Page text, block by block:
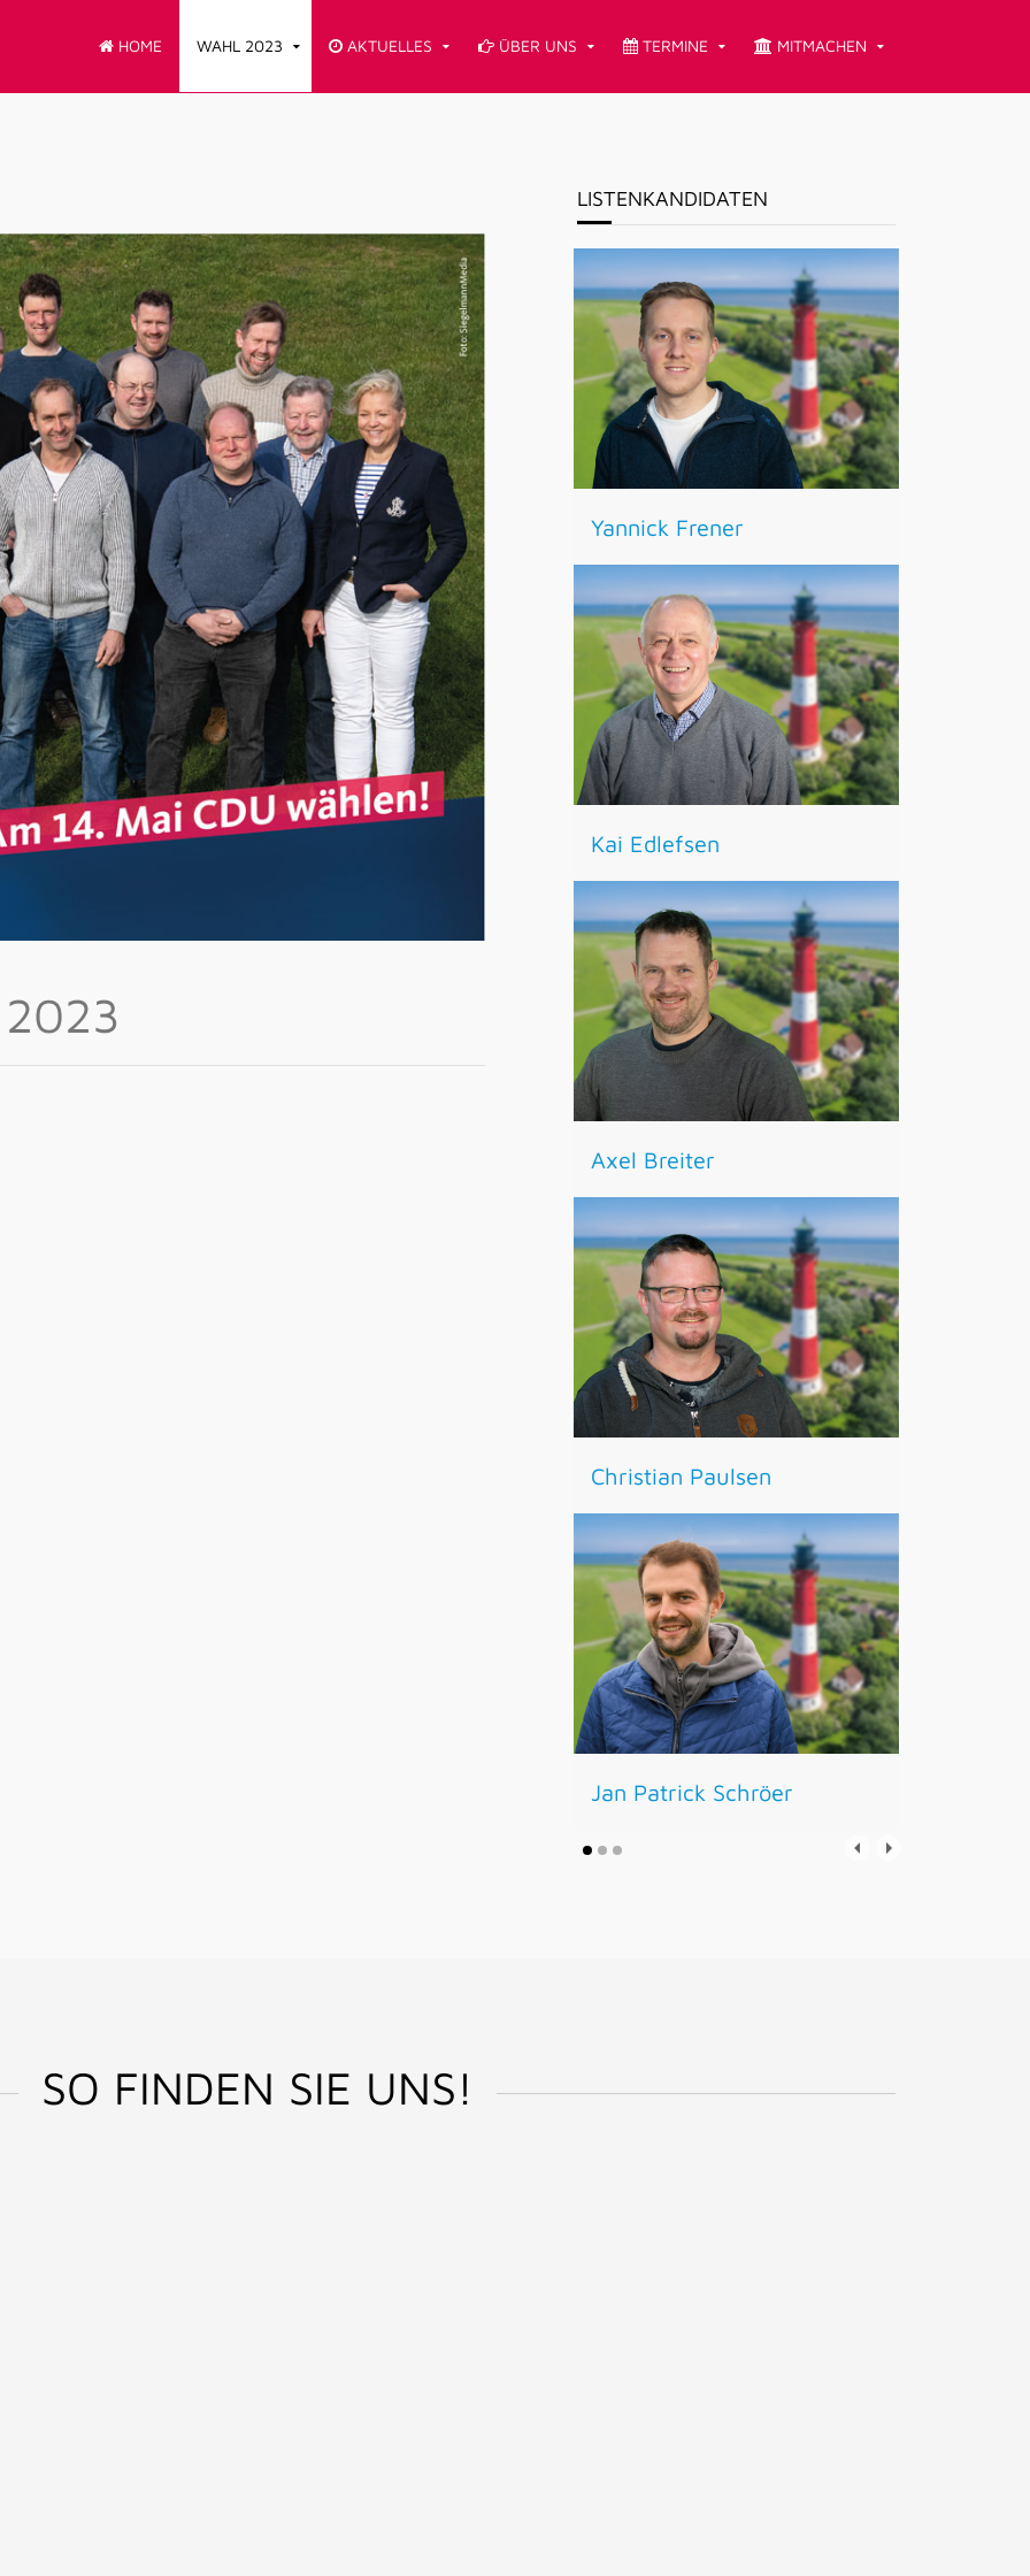
HOME WAHL 2023 AKTUELLES ÜBER UNS TERMINE MITMACHEN
LISTENKANDIDATEN
Yannick Frener
Kai Edlefsen
Axel Breiter
Christian Paulsen
Jan Patrick Schröer
SO FINDEN SIE UNS!